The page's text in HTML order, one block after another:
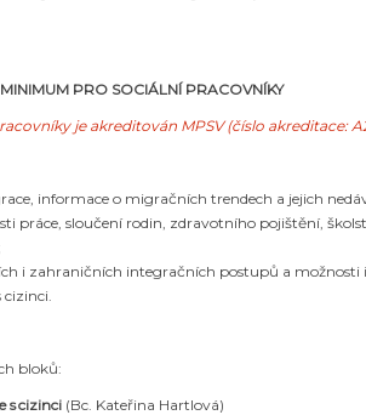
PRO SOCIÁLNÍ PRACOVNÍKY
je akreditován MPSV (číslo akreditace:
informace o migračních trendech a jejich
práce, sloučení rodin, zdravotního pojištění,
i zahraničních integračních postupů a
cizinci.
bloků:
s cizinci (Bc. Kateřina Hartlová)